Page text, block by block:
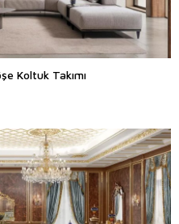
Koltuk Takımı